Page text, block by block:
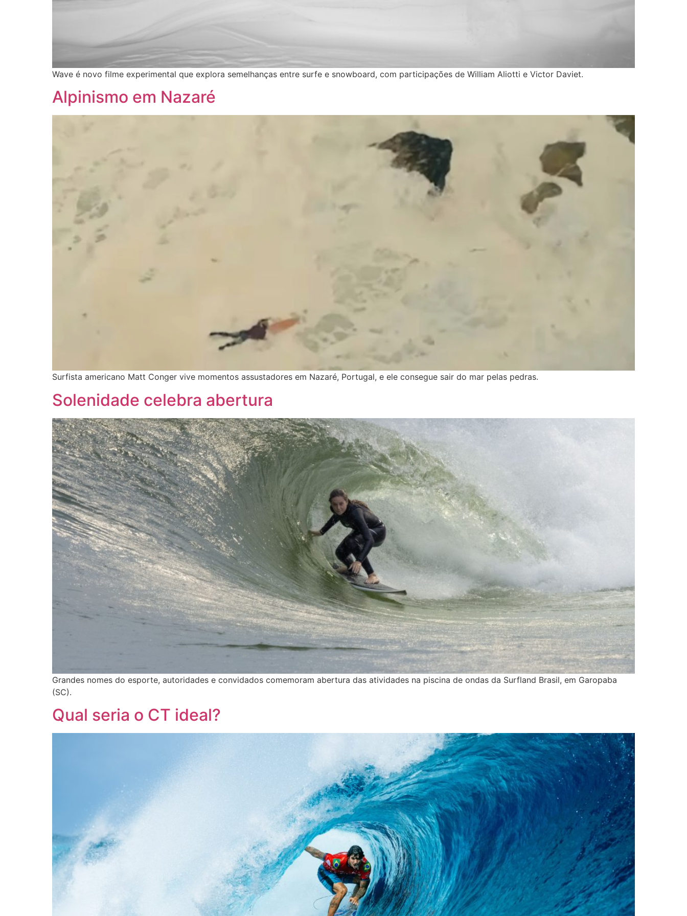
Wave é novo filme experimental que explora semelhanças entre surfe e snowboard, com participações de William Aliotti e Victor Daviet.
Alpinismo em Nazaré
Surfista americano Matt Conger vive momentos assustadores em Nazaré, Portugal, e ele consegue sair do mar pelas pedras.
Solenidade celebra abertura
Grandes nomes do esporte, autoridades e convidados comemoram abertura das atividades na piscina de ondas da Surfland Brasil, em Garopaba
(SC).
Qual seria o CT ideal?